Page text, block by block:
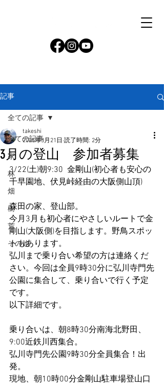
記事
全ての記事
家
林
畑
樹
荒
その他
全ての記事
3月の登山 参加者募集
takeshi
2025年3月21日 読了時間: 2分
3/22(土)朝9:30  金剛山(初心者も安心の
千早園地、伏見峠経由の大阪側山頂)
森田の家、登山部。
今月3月も初心者にやさしいルートで金
剛山(大阪側)を目指します。野鳥スポッ
トもあります。
弘川まで乗り合い希望の方は連絡くだ
さい。今回は全員9時30分に弘川寺門先
公園に集合して、乗り合いで行く予定
です。
以下詳細です。
乗り合いは、朝8時30分南海北野田、
9:00近鉄川西集合。
弘川寺門先公園9時30分全員集合！出
発。
現地、朝10時00分金剛山駐車場登山口